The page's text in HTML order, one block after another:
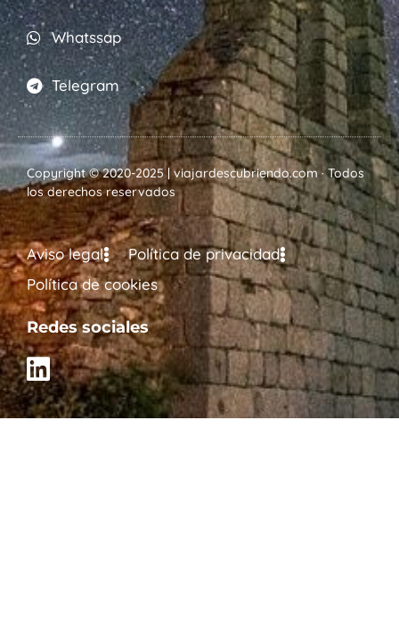
Whatssap
Telegram
Copyright © 2020-2025 | viajardescubriendo.com · Todos
los derechos reservados
Aviso legal
Política de privacidad
Política de cookies
Redes sociales